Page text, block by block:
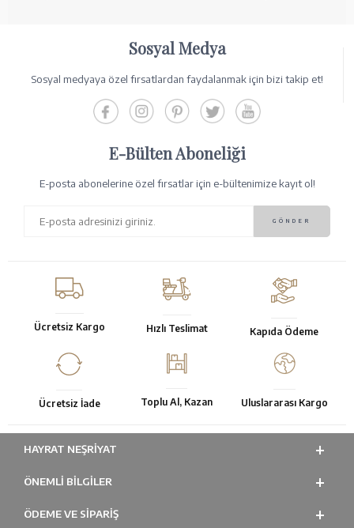
Sosyal Medya
Sosyal medyaya özel fırsatlardan faydalanmak için bizi takip et!
E-Bülten Aboneliği
E-posta abonelerine özel fırsatlar için e-bültenimize kayıt ol!
Ücretsiz Kargo Hızlı Teslimat Kapıda Ödeme
Ücretsiz İade Toplu Al, Kazan Uluslararası Kargo
HAYRAT NEŞRIYAT
ÖNEMLI BILGILER
ÖDEME VE SİPARİŞ